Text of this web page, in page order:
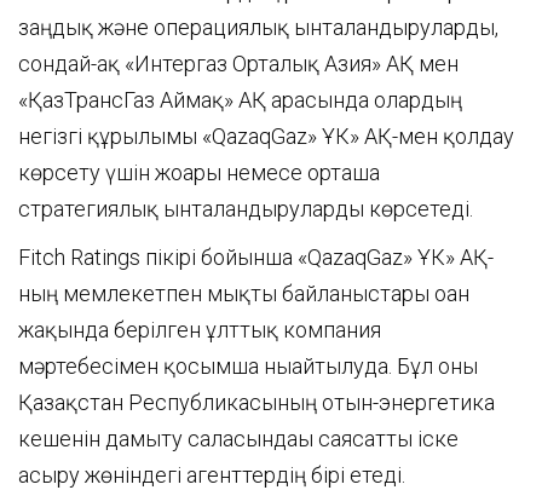
заңдық және операциялық ынталандыруларды,
сондай-ақ «Интергаз Орталық Азия» АҚ мен
«ҚазТрансГаз Аймақ» АҚ арасында олардың
негізгі құрылымы «QazaqGaz» ҰК» АҚ-мен қолдау
көрсету үшін жоғары немесе орташа
стратегиялық ынталандыруларды көрсетеді.
Fitch Ratings пікірі бойынша «QazaqGaz» ҰК» АҚ-
ның мемлекетпен мықты байланыстары оған
жақында берілген ұлттық компания
мәртебесімен қосымша нығайтылуда. Бұл оны
Қазақстан Республикасының отын-энергетика
кешенін дамыту саласындағы саясатты іске
асыру жөніндегі агенттердің бірі етеді.